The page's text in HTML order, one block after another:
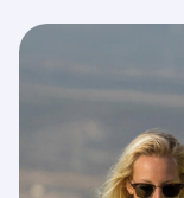
Hobby Artikelen
DTF Transfers